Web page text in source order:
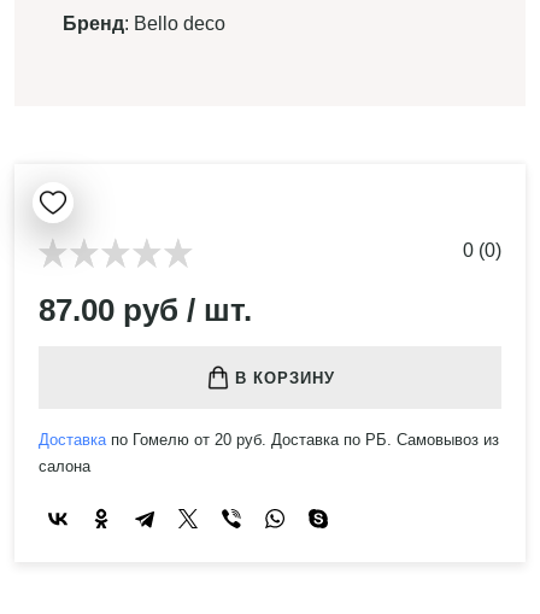
Бренд: Bello deco
0 (0)
87.00 руб / шт.
В КОРЗИНУ
Доставкапо Гомелю от 20 руб. Доставка по РБ. Самовывоз из
салона